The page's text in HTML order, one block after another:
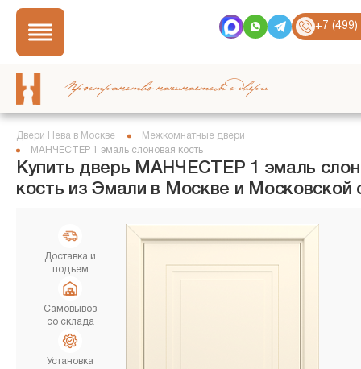
+7
Пространство начинается с двери
Двери Нева в Москве
Межкомнатные двери
МАНЧЕСТЕР 1 эмаль слоновая кость
Купить дверь МАНЧЕСТЕР 1 эмаль
кость из Эмали в Москве и Московской
Доставка и
подъем
Самовывоз
со склада
Установка